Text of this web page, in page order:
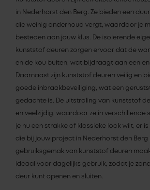
in Nederhorst den Berg. Ze bieden een
die weinig onderhoud vergt, waardoor je
besteden aan jouw klus. De isolerende
kunststof deuren zorgen ervoor dat de
en de kou buiten, wat bijdraagt aan een
Daarnaast zijn kunststof deuren veilig en
goede inbraakbeveiliging, wat een
gedachte is. De uitstraling van kunststof
en veelzijdig, waardoor ze in verschillende
je nu een strakke of klassieke look wilt, er
die bij jouw project in Nederhorst den Berg
gebruiksgemak van kunststof deuren
ideaal voor dagelijks gebruik, zodat je
deur kunt openen en sluiten.